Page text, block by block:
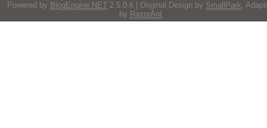
Powered by BlogEngine.NET 2.5.0.6 | Original Design by SmallPark,
by RazorAnt